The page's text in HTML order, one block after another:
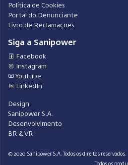
Política de Cookies
Portal do Denunciante
Livro de Reclamações
Siga a Sanipower
Facebook
Instagram
Youtube
LinkedIn
Design
Sanipower S.A.
Desenvolvimento
BR & VR
© 2020 Sanipower S.A. Todos os direitos reservados.